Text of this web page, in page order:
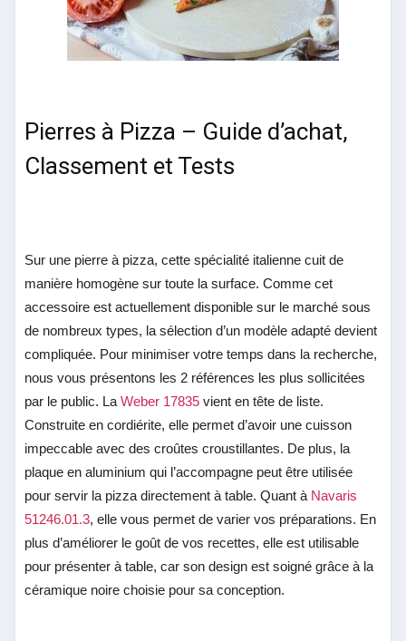
Pierres à Pizza – Guide d’achat,
Classement et Tests
Sur une pierre à pizza, cette spécialité italienne cuit de
manière homogène sur toute la surface. Comme cet
accessoire est actuellement disponible sur le marché sous
de nombreux types, la sélection d’un modèle adapté devient
compliquée. Pour minimiser votre temps dans la recherche,
nous vous présentons les 2 références les plus sollicitées
par le public. LaWeber 17835 vient en tête de liste.
Construite en cordiérite, elle permet d’avoir une cuisson
impeccable avec des croûtes croustillantes. De plus, la
plaque en aluminium qui l’accompagne peut être utilisée
pour servir la pizza directement à table. Quant à Navaris
51246.01.3, elle vous permet de varier vos préparations. En
plus d’améliorer le goût de vos recettes, elle est utilisable
pour présenter à table, car son design est soigné grâce à la
céramique noire choisie pour sa conception.